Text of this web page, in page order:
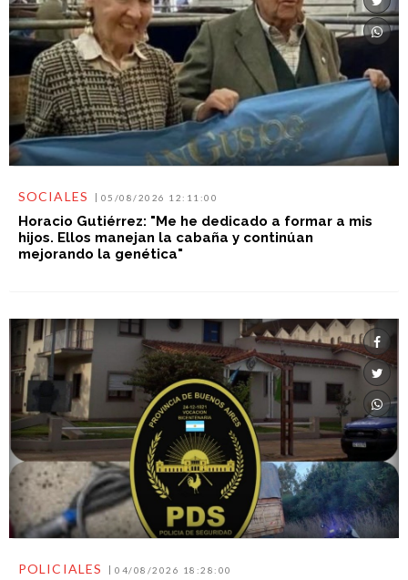
SOCIALES 05/08/2026 12:11:00
Horacio Gutiérrez: "Me he dedicado a formar a mis
hijos. Ellos manejan la cabaña y continúan
mejorando la genética"
POLICIALES 04/08/2026 18:28:00